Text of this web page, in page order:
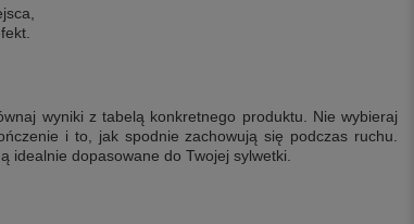
wyniki z tabelą konkretnego produktu. Nie wybieraj
i to, jak spodnie zachowują się podczas ruchu.
dopasowane do Twojej sylwetki.